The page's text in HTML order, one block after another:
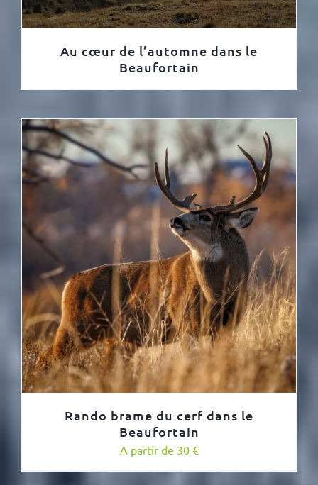
Au cœur de l’automne dans le
Beaufortain
Rando brame du cerf dans le
Beaufortain
A partir de 30 €